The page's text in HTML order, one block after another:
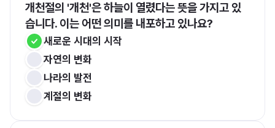
개천절의 '개천'은 하늘이 열렸다는 뜻을 가지고 있
습니다. 이는 어떤 의미를 내포하고 있나요?
새로운 시대의 시작
자연의 변화
나라의 발전
계절의 변화